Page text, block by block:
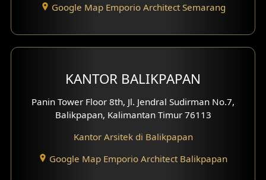
Google Map Emporio Architect Semarang
KANTOR BALIKPAPAN
Panin Tower Floor 8th, Jl. Jendral Sudirman No.7,
Balikpapan, Kalimantan Timur 76113
Kantor Arsitek di Balikpapan
Google Map Emporio Architect Balikpapan